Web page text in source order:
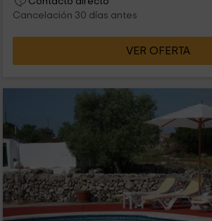
Cancelación 30 días antes
VER OFERTA